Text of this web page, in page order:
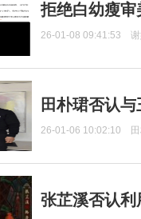
拒绝白幼瘦
26-01-08 09:41:53
田朴珺否认
26-01-06 10:02:10
张芷溪否认